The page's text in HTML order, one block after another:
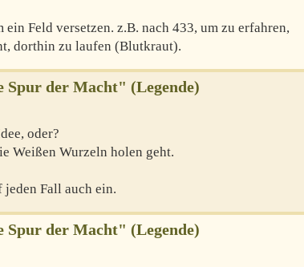
Feld versetzen. z.B. nach 433, um zu erfahren,
dorthin zu laufen (Blutkraut).
Spur der Macht" (Legende)
oder?
Weißen Wurzeln holen geht.
jeden Fall auch ein.
Spur der Macht" (Legende)